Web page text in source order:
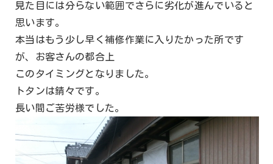
見た目には分らない範囲でさらに劣化が進んでいると
思います。
本当はもう少し早く補修作業に入りたかった所です
が、お客さんの都合上
このタイミングとなりました。
トタンは錆々です。
長い間ご苦労様でした。